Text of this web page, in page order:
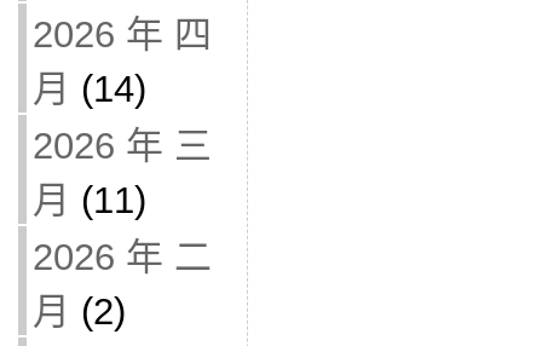
2026 年 四
月 (14)
2026 年 三
月 (11)
2026 年 二
月 (2)